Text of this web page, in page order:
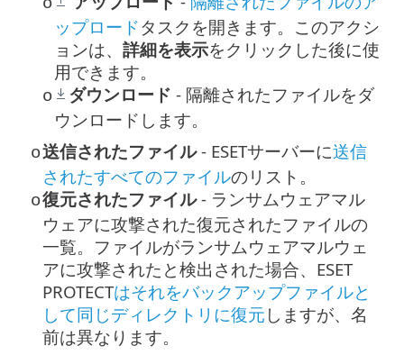
ップロードタスクを開きます。このアクシ
ョンは、 詳細を表示をクリックした後に使
用できます。
o ダウンロード - 隔離されたファイルをダ
ウンロードします。
o送信されたファイル- ESETサーバーに送信
されたすべてのファイルのリスト。
o復元されたファイル- ランサムウェアマル
ウェアに攻撃された復元されたファイルの
一覧。ファイルがランサムウェアマルウェ
アに攻撃されたと検出された場合、ESET
PROTECTはそれをバックアップファイルと
して同じディレクトリに復元 しますが、名
前は異なります。